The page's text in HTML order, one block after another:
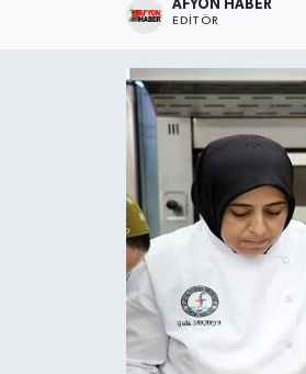
AFYON HABER
EDITÖR
Etkinlikler